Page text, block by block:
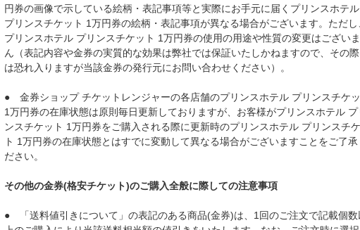
円券の画像で示している絵柄・表記事項等と実際にお手元に届くプリンスホテル
プリンスチケット 1万円券の絵柄・表記事項が異なる場合がございます。ただし
プリンスホテル プリンスチケット 1万円券の使用の用途や性質の変更はござい
ん（表記内容や金券の実質的な効果は弊社では保証いたしかねますので、その際
は恐れ入りますが当該金券の発行元にお問い合わせください）。
● 金券ショップ チケットレンジャーの各店舗のプリンスホテル プリンスチケ
1万円券の在庫状態は原則毎日更新しておりますが、お客様がプリンスホテル プ
ンスチケット 1万円券をご購入される際に更新時のプリンスホテル プリンスチ
ト 1万円券の在庫状態とはすでに変動して異なる場合がございますことをご了承
ださい。
その他の金券(格安チケット)のご購入全般に際しての注意事項
● 「送料値引きについて」の表記のある商品(金券)は、1回のご注文で記載個数